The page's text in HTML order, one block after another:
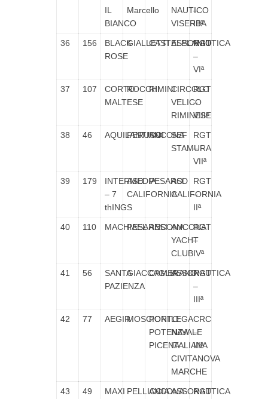
IL
BIANCO
Marcello
NAUTICO
VISERBA
–
IIIª
36 156
BLACK
ROSE
GIALLETTICASTELPLANIO
ASSONAUTICA
RGT
–
VIª
37 107
CORTO
MALTESE
ROCCHIRIMINICIRCOLO
VELICO
RIMINESE
RGT
–
VIIIª
38 46 AQUILANTINO
PERUCCIANCONA
SEF
STAMURA
RGT
–
VIIª
39 179
INTERMEDIA
– 7
thINGS
ASD
CALIFORNIA
PESARO
ASD
CALIFORNIA
RGT
–
IIª
40 110 MACHIAELPESARESIANCONAANCONA
YACHT
CLUB
RGT
–
IVª
41 56
SANTA
PAZIENZA
GIACCAGLIA
CAMERANO
ASSONAUTICA
RGT
–
IIIª
42 77 AEGIRMOSCIONI
PORTO
POTENZA
PICENA
LEGA
NAVALE
ITALIANA
CIVITANOVA
MARCHE
CRC
–
IIIª
43 49
MAXI PELLICCIA
ANCONAASSONAUTICA
RGT